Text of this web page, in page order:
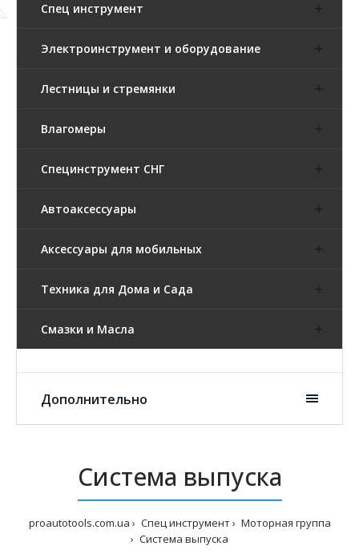
Спец инструмент
Электроинструмент и оборудование
Лестницы и стремянки
Влагомеры
Специнструмент СНГ
Автоаксессуары
Аксессуары для мобильных
Техника для Дома и Сада
Смазки и Масла
Дополнительно
Система выпуска
proautotools.com.ua Спец инструмент
Моторная группа
Система выпуска